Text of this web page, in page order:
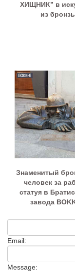
ХИЩНИК” в
из
Знаменитый
человек за
статуя в
завода
Email:
Message: